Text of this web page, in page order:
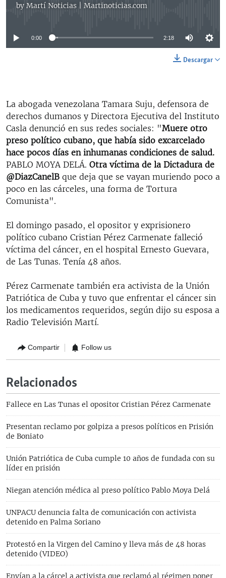
by Martí Noticias | Martinoticias.com
No media source currently available
0:00 2:18
Descargar
La abogada venezolana Tamara Suju, defensora de
derechos dumanos y Directora Ejecutiva del Instituto
Casla denunció en sus redes sociales: "Muere otro
preso político cubano, que había sido excarcelado
hace pocos días en inhumanas condiciones de salud.
PABLO MOYA DELÁ. Otra víctima de la Dictadura de
@DiazCanelB ​que deja que se vayan muriendo poco a
poco en las cárceles, una forma de Tortura
Comunista".
El domingo pasado, el opositor y exprisionero
político cubano Cristian Pérez Carmenate falleció
víctima del cáncer, en el hospital Ernesto Guevara,
de Las Tunas. Tenía 48 años.
Pérez Carmenate también era activista de la Unión
Patriótica de Cuba y tuvo que enfrentar el cáncer sin
los medicamentos requeridos, según dijo su esposa a
Radio Televisión Martí.
Compartir Follow us
Relacionados
Fallece en Las Tunas el opositor Cristian Pérez Carmenate
Presentan reclamo por golpiza a presos políticos en Prisión
de Boniato
Unión Patriótica de Cuba cumple 10 años de fundada con su
líder en prisión
Niegan atención médica al preso político Pablo Moya Delá
UNPACU denuncia falta de comunicación con activista
detenido en Palma Soriano
Protestó en la Virgen del Camino y lleva más de 48 horas
detenido (VIDEO)
Envían a la cárcel a activista que reclamó al régimen poner